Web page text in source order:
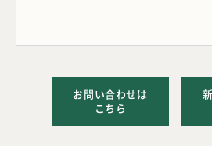
お問い合わせは
こちら